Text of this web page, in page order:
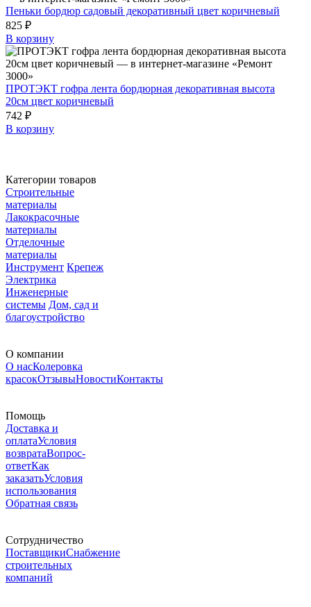
Пеньки бордюр садовый декоративный цвет коричневый
825 ₽
В корзину
ПРОТЭКТ гофра лента бордюрная декоративная высота
20см цвет коричневый
742 ₽
В корзину
Категории товаров
Строительные
материалы
Лакокрасочные
материалы
Отделочные
материалы
Инструмент Крепеж
Электрика
Инженерные
системы Дом, сад и
благоустройство
О компании
О насКолеровка
красокОтзывыНовостиКонтакты
Помощь
Доставка и
оплатаУсловия
возвратаВопрос-
ответКак
заказатьУсловия
использования
Обратная связь
Сотрудничество
ПоставщикиСнабжение
строительных
компаний